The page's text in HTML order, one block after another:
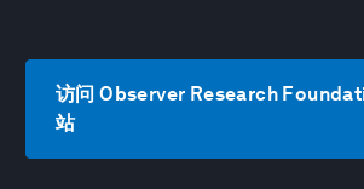
访问 Observer Research
站